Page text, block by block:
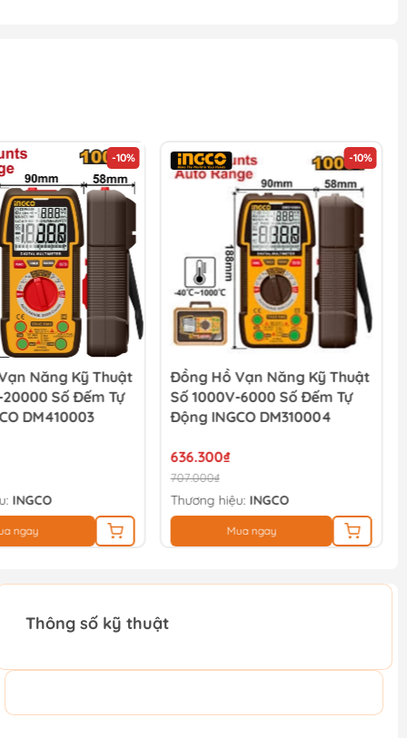
-10%
Năng Kỹ Thuật
Số Đếm Tự
DM410003
INGCO
ngay
-10%
Đồng Hồ Vạn Năng Kỹ Thuật
Số 1000V-6000 Số Đếm Tự
Động INGCO DM310004
636.300₫
707.000₫
Thương hiệu: INGCO
Mua ngay
Thông số kỹ thuật